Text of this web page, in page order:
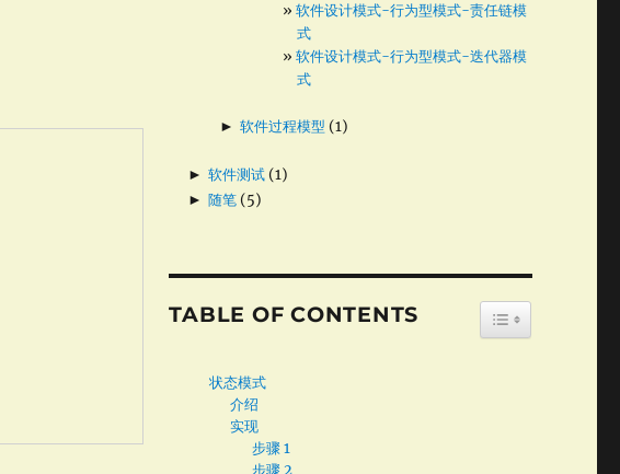
软件设计模式-行为型模式-责任链模
式
软件设计模式-行为型模式-迭代器模
式
► 软件过程模型 (1)
► 软件测试(1)
► 随笔(5)
TABLE OF CONTENTS TOGGLE
状态模式
介绍
实现
步骤 1
步骤 2